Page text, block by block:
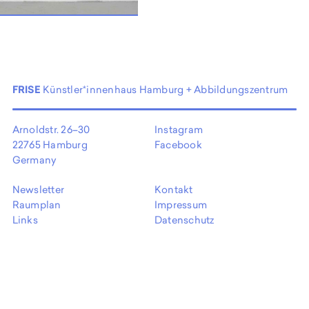
EN
FRISE Künstler*innenhaus Hamburg + Abbildungszentrum
Arnoldstr. 26–30
22765 Hamburg
Germany
Instagram
Facebook
Newsletter
Raumplan
Links
Kontakt
Impressum
Datenschutz